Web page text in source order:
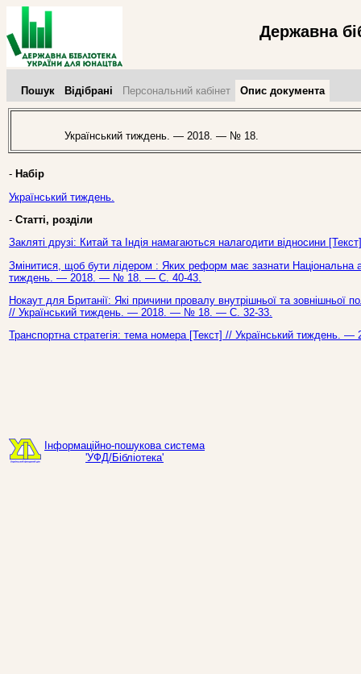
Державна
Пошук Відібрані Персональний кабінет Опис документа
Український тиждень. — 2018. — № 18.
- Набір
Український тиждень.
- Статті, розділи
Закляті друзі: Китай та Індія намагаються налагодити відносини
Змінитися, щоб бути лідером : Яких реформ має зазнати Національна
тиждень. — 2018. — № 18. — С. 40-43.
Нокаут для Британії: Які причини провалу внутрішньої та зовнішньої
// Український тиждень. — 2018. — № 18. — С. 32-33.
Транспортна стратегія: тема номера [Текст] // Український
Інформаційно-пошукова система
'УФД/Бібліотека'